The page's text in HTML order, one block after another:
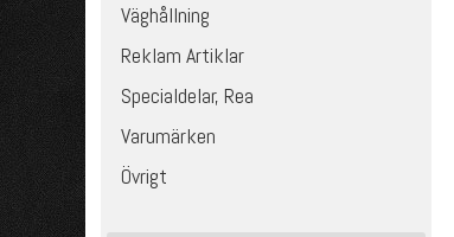
Väghållning
Reklam Artiklar
Specialdelar, Rea
Varumärken
Övrigt